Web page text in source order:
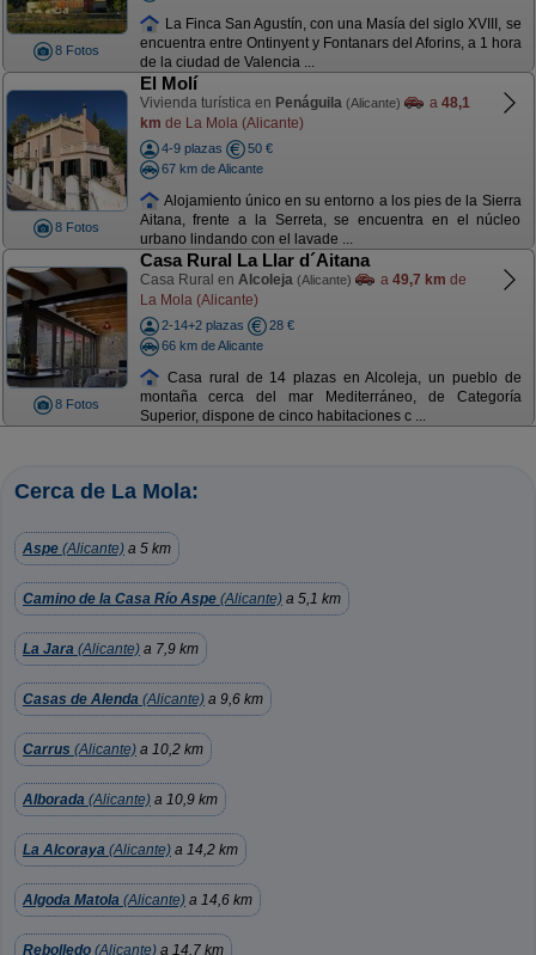
8 Fotos
La Finca San Agustín, con una Masía del siglo XVIII, se
encuentra entre Ontinyent y Fontanars del Aforins, a 1 hora
de la ciudad de Valencia ...
8 Fotos
El Molí
Vivienda turística en Penáguila (Alicante) a 48,1
km de La Mola (Alicante)
4-9 plazas
50 €
67 km de Alicante
Alojamiento único en su entorno a los pies de la Sierra
Aitana, frente a la Serreta, se encuentra en el núcleo
urbano lindando con el lavade ...
8 Fotos
Casa Rural La Llar d´Aitana
Casa Rural en Alcoleja (Alicante) a 49,7 km de
La Mola (Alicante)
2-14+2 plazas
28 €
66 km de Alicante
Casa rural de 14 plazas en Alcoleja, un pueblo de
montaña cerca del mar Mediterráneo, de Categoría
Superior, dispone de cinco habitaciones c ...
Cerca de La Mola:
Aspe (Alicante) a 5 km
Camino de la Casa Río Aspe (Alicante) a 5,1 km
La Jara (Alicante) a 7,9 km
Casas de Alenda (Alicante) a 9,6 km
Carrus (Alicante) a 10,2 km
Alborada (Alicante) a 10,9 km
La Alcoraya (Alicante) a 14,2 km
Algoda Matola (Alicante) a 14,6 km
Rebolledo (Alicante) a 14,7 km